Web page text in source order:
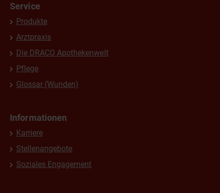
Service
Produkte
Arztpraxis
Die DRACO Apothekenwelt
Pflege
Glossar (Wunden)
Informationen
Karriere
Stellenangebote
Soziales Engagement